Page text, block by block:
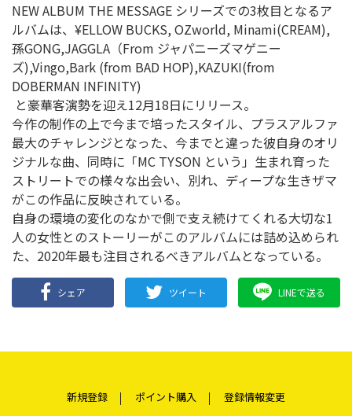
NEW ALBUM THE MESSAGE シリーズでの3枚目となるア
ルバムは、¥ELLOW BUCKS, OZworld, Minami(CREAM),
孫GONG,JAGGLA（From ジャパニーズマゲニー
ズ),Vingo,Bark (from BAD HOP),KAZUKI(from
DOBERMAN INFINITY)
と豪華客演勢を迎え12月18日にリリース。
今作の制作の上で今まで培ったスタイル、プラスアルファ
最大のチャレンジとなった、今までと違った彼自身のオリ
ジナルな曲、同時に「MC TYSON という」生まれ育った
ストリートでの様々な出会い、別れ、ディープな生きザマ
がこの作品に反映されている。
自身の環境の変化のなかで側で支え続けてくれる大切な1
人の女性とのストーリーがこのアルバムには詰め込められ
た、2020年最も注目されるべきアルバムとなっている。
シェア ツイート LINEで送る
新規登録 ポイント購入
登録情報変更